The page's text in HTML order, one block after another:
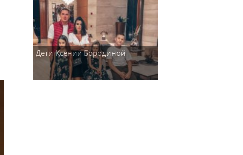
Дети Ксении Бородиной